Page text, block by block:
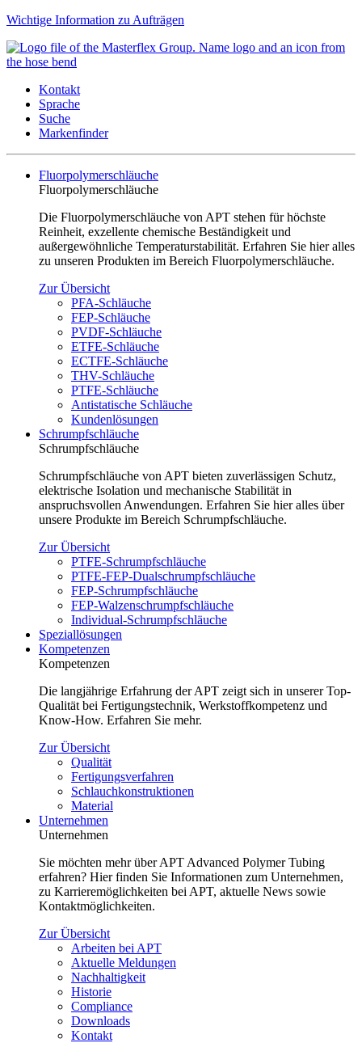
Wichtige Information zu Aufträgen
Kontakt
Sprache
Suche
Markenfinder
Fluorpolymerschläuche
Fluorpolymerschläuche
Die Fluorpolymerschläuche von APT stehen für höchste
Reinheit, exzellente chemische Beständigkeit und
außergewöhnliche Temperaturstabilität. Erfahren Sie hier alles
zu unseren Produkten im Bereich Fluorpolymerschläuche.
Zur Übersicht
PFA-Schläuche
FEP-Schläuche
PVDF-Schläuche
ETFE-Schläuche
ECTFE-Schläuche
THV-Schläuche
PTFE-Schläuche
Antistatische Schläuche
Kundenlösungen
Schrumpfschläuche
Schrumpfschläuche
Schrumpfschläuche von APT bieten zuverlässigen Schutz,
elektrische Isolation und mechanische Stabilität in
anspruchsvollen Anwendungen. Erfahren Sie hier alles über
unsere Produkte im Bereich Schrumpfschläuche.
Zur Übersicht
PTFE-Schrumpfschläuche
PTFE-FEP-Dualschrumpfschläuche
FEP-Schrumpfschläuche
FEP-Walzenschrumpfschläuche
Individual-Schrumpfschläuche
Speziallösungen
Kompetenzen
Kompetenzen
Die langjährige Erfahrung der APT zeigt sich in unserer Top-
Qualität bei Fertigungstechnik, Werkstoffkompetenz und
Know-How. Erfahren Sie mehr.
Zur Übersicht
Qualität
Fertigungsverfahren
Schlauchkonstruktionen
Material
Unternehmen
Unternehmen
Sie möchten mehr über APT Advanced Polymer Tubing
erfahren? Hier finden Sie Informationen zum Unternehmen,
zu Karrieremöglichkeiten bei APT, aktuelle News sowie
Kontaktmöglichkeiten.
Zur Übersicht
Arbeiten bei APT
Aktuelle Meldungen
Nachhaltigkeit
Historie
Compliance
Downloads
Kontakt